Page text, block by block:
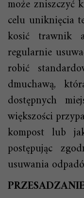
może zniszczyć
celu uniknięcia
kosić trawnik
regularnie
robić
dmuchawą,
dostępnych
większości
kompost lub
postępując
usuwania